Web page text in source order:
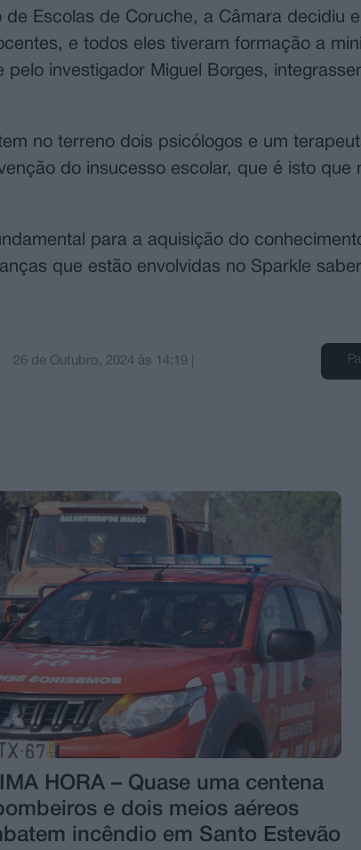
Escolas de Coruche, a Câmara decidiu
e todos eles tiveram formação a
investigador Miguel Borges,
no terreno dois psicólogos e um
do insucesso escolar, que é isto que
para a aquisição do
que estão envolvidas no Sparkle
26 de Outubro, 2024 às 14:19
HORA – Quase uma centena
e dois meios aéreos
incêndio em Santo Estevão